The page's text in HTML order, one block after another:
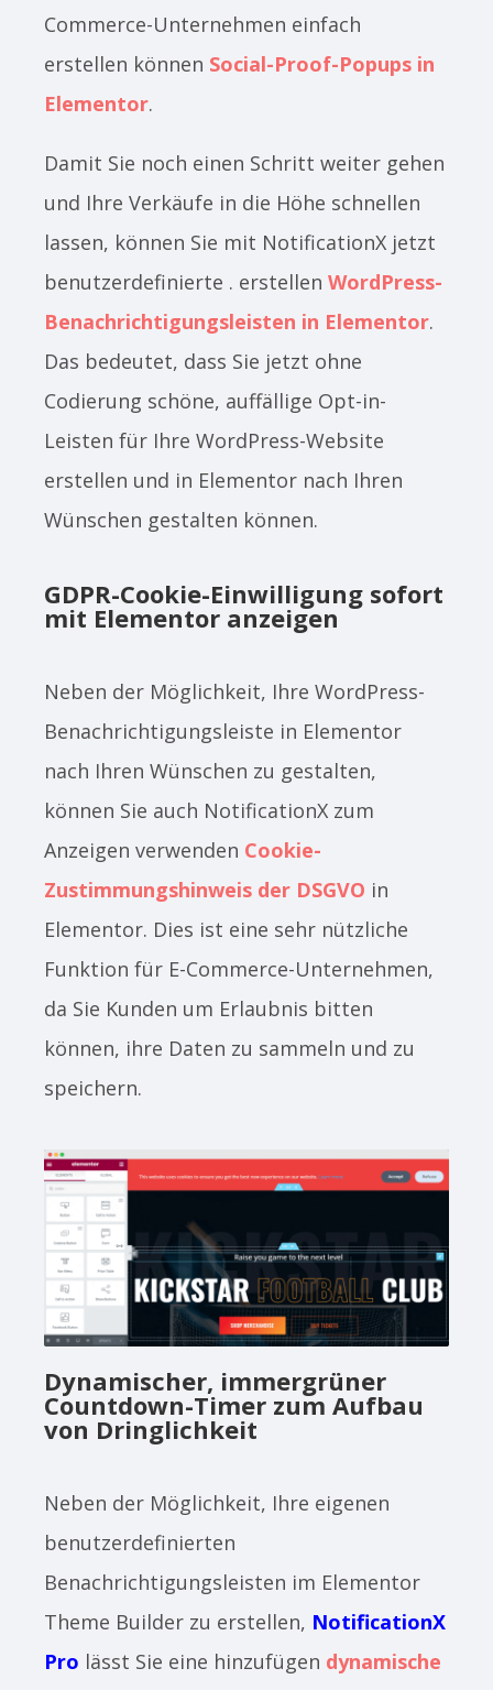
Commerce-Unternehmen einfach
erstellen können Social-Proof-Popups in
Elementor.
Damit Sie noch einen Schritt weiter gehen
und Ihre Verkäufe in die Höhe schnellen
lassen, können Sie mit NotificationX jetzt
benutzerdefinierte . erstellen WordPress-
Benachrichtigungsleisten in Elementor.
Das bedeutet, dass Sie jetzt ohne
Codierung schöne, auffällige Opt-in-
Leisten für Ihre WordPress-Website
erstellen und in Elementor nach Ihren
Wünschen gestalten können.
GDPR-Cookie-Einwilligung sofort
mit Elementor anzeigen
Neben der Möglichkeit, Ihre WordPress-
Benachrichtigungsleiste in Elementor
nach Ihren Wünschen zu gestalten,
können Sie auch NotificationX zum
Anzeigen verwenden Cookie-
Zustimmungshinweis der DSGVO in
Elementor. Dies ist eine sehr nützliche
Funktion für E-Commerce-Unternehmen,
da Sie Kunden um Erlaubnis bitten
können, ihre Daten zu sammeln und zu
speichern.
Dynamischer, immergrüner
Countdown-Timer zum Aufbau
von Dringlichkeit
Neben der Möglichkeit, Ihre eigenen
benutzerdefinierten
Benachrichtigungsleisten im Elementor
Theme Builder zu erstellen, NotificationX
Pro lässt Sie eine hinzufügen dynamische